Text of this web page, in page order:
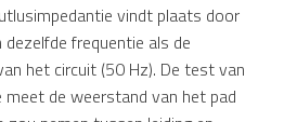
vindt plaats door
frequentie als de
het circuit (50 Hz). De test van
meet de weerstand van het pad